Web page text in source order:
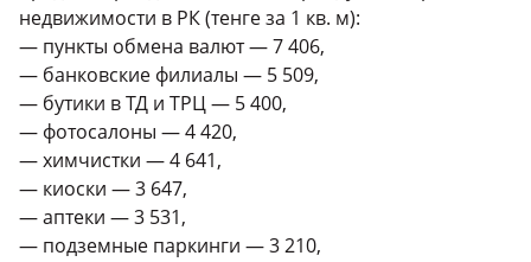
недвижимости в РК (тенге за 1 кв. м):
— пункты обмена валют — 7 406,
— банковские филиалы — 5 509,
— бутики в ТД и ТРЦ — 5 400,
— фотосалоны — 4 420,
— химчистки — 4 641,
— киоски — 3 647,
— аптеки — 3 531,
— подземные паркинги — 3 210,